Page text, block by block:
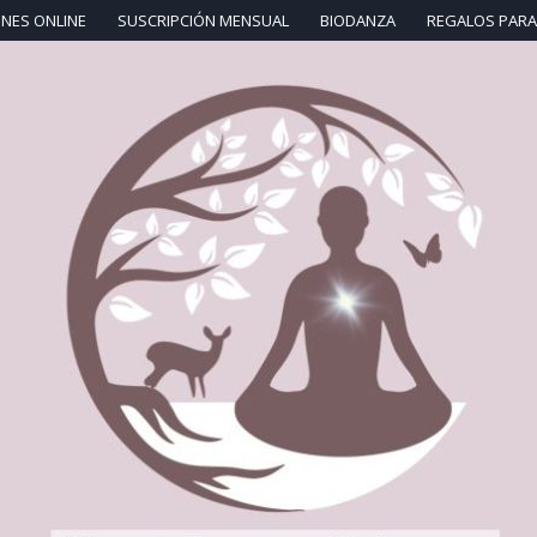
ONLINE SUSCRIPCIÓN MENSUAL BIODANZA REGALOS